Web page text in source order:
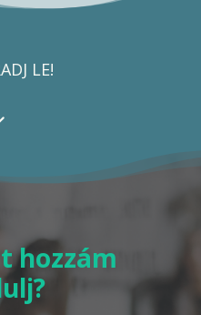
LE!
hozzám